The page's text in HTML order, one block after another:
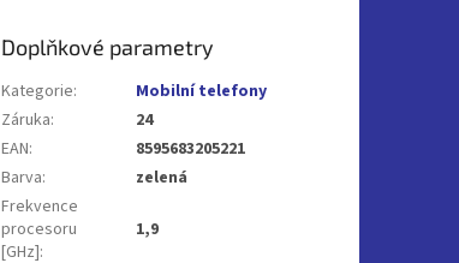
Doplňkové parametry
Kategorie:
Mobilní telefony
Záruka:
24
EAN:
8595683205221
Barva:
zelená
Frekvence
procesoru
[GHz]:
1,9